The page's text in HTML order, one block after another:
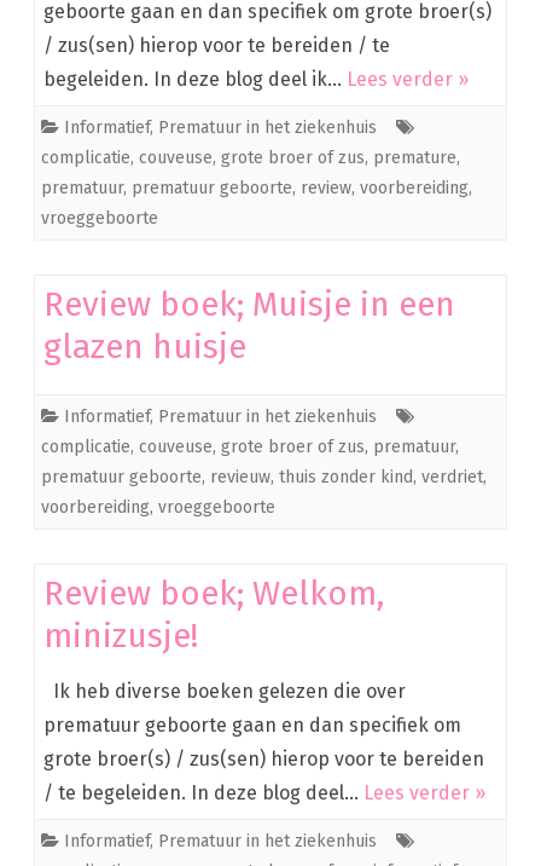
geboorte gaan en dan specifiek om grote broer(s)
/ zus(sen) hierop voor te bereiden / te
begeleiden. In deze blog deel ik… Lees verder »
Informatief, Prematuur in het ziekenhuis
complicatie, couveuse, grote broer of zus, premature,
prematuur, prematuur geboorte, review, voorbereiding,
vroeggeboorte
Review boek; Muisje in een
glazen huisje
Informatief, Prematuur in het ziekenhuis
complicatie, couveuse, grote broer of zus, prematuur,
prematuur geboorte, revieuw, thuis zonder kind, verdriet,
voorbereiding, vroeggeboorte
Review boek; Welkom,
minizusje!
Ik heb diverse boeken gelezen die over
prematuur geboorte gaan en dan specifiek om
grote broer(s) / zus(sen) hierop voor te bereiden
/ te begeleiden. In deze blog deel… Lees verder »
Informatief, Prematuur in het ziekenhuis